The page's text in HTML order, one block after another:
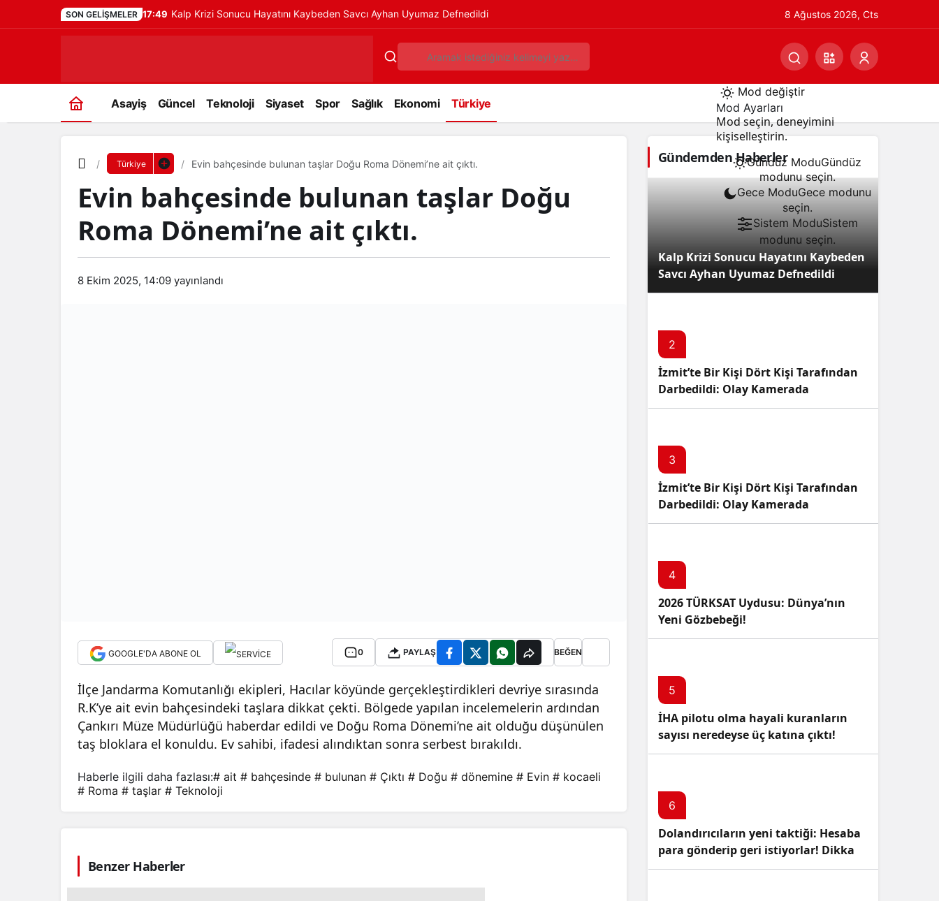
SON GELIŞMELER 17:49 Kalp Krizi Sonucu Hayatını Kaybeden Savcı Ayhan Uyumaz Defnedildi 8 Ağustos 2026, Cts
Asayiş Güncel Teknoloji Siyaset Spor Sağlık Ekonomi Türkiye
Mod değiştir
Mod Ayarları
Mod seçin, deneyimini
kişiselleştirin.
Gündüz ModuGündüz
modunu seçin.
Gece ModuGece modunu
seçin.
Sistem ModuSistem
modunu seçin.
Türkiye Evin bahçesinde bulunan taşlar Doğu Roma Dönemi’ne ait çıktı.
Evin bahçesinde bulunan taşlar Doğu
Roma Dönemi’ne ait çıktı.
8 Ekim 2025, 14:09 yayınlandı
GOOGLE'DA ABONE OL 0 PAYLAŞ BEĞEN
İlçe Jandarma Komutanlığı ekipleri, Hacılar köyünde gerçekleştirdikleri devriye sırasında
R.K’ye ait evin bahçesindeki taşlara dikkat çekti. Bölgede yapılan incelemelerin ardından
Çankırı Müze Müdürlüğü haberdar edildi ve Doğu Roma Dönemi’ne ait olduğu düşünülen
taş bloklara el konuldu. Ev sahibi, ifadesi alındıktan sonra serbest bırakıldı.
Haberle ilgili daha fazlası:# ait # bahçesinde # bulunan # Çıktı # Doğu # dönemine # Evin # kocaeli
# Roma # taşlar # Teknoloji
Benzer Haberler
Gündemden Haberler
Kalp Krizi Sonucu Hayatını Kaybeden
Savcı Ayhan Uyumaz Defnedildi
2
İzmit’te Bir Kişi Dört Kişi Tarafından
Darbedildi: Olay Kamerada
3
İzmit’te Bir Kişi Dört Kişi Tarafından
Darbedildi: Olay Kamerada
4
2026 TÜRKSAT Uydusu: Dünya’nın
Yeni Gözbebeği!
5
İHA pilotu olma hayali kuranların
sayısı neredeyse üç katına çıktı!
6
Dolandırıcıların yeni taktiği: Hesaba
para gönderip geri istiyorlar! Dikkat
Edin!